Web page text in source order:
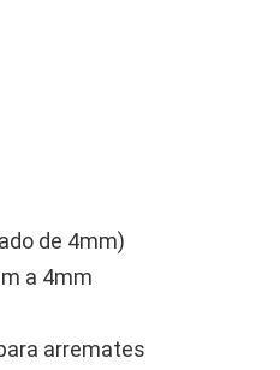
de 4mm)
a 4mm
arremates